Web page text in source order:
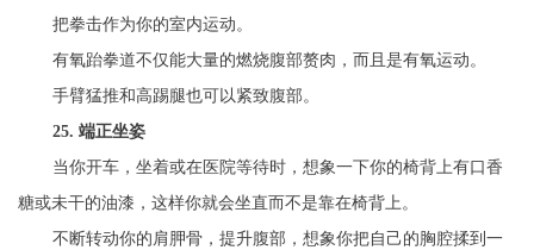
把拳击作为你的室内运动。
有氧跆拳道不仅能大量的燃烧腹部赘肉，而且是有氧运动。
手臂猛推和高踢腿也可以紧致腹部。
25. 端正坐姿
当你开车，坐着或在医院等待时，想象一下你的椅背上有口香
糖或未干的油漆，这样你就会坐直而不是靠在椅背上。
不断转动你的肩胛骨，提升腹部，想象你把自己的胸腔揉到一